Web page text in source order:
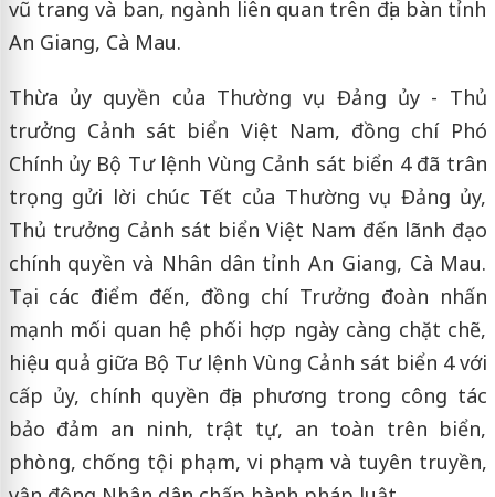
vũ trang và ban, ngành liên quan trên địa bàn tỉnh
An Giang, Cà Mau.
Thừa ủy quyền của Thường vụ Đảng ủy - Thủ
trưởng Cảnh sát biển Việt Nam, đồng chí Phó
Chính ủy Bộ Tư lệnh Vùng Cảnh sát biển 4 đã trân
trọng gửi lời chúc Tết của Thường vụ Đảng ủy,
Thủ trưởng Cảnh sát biển Việt Nam đến lãnh đạo
chính quyền và Nhân dân tỉnh An Giang, Cà Mau.
Tại các điểm đến, đồng chí Trưởng đoàn nhấn
mạnh mối quan hệ phối hợp ngày càng chặt chẽ,
hiệu quả giữa Bộ Tư lệnh Vùng Cảnh sát biển 4 với
cấp ủy, chính quyền địa phương trong công tác
bảo đảm an ninh, trật tự, an toàn trên biển,
phòng, chống tội phạm, vi phạm và tuyên truyền,